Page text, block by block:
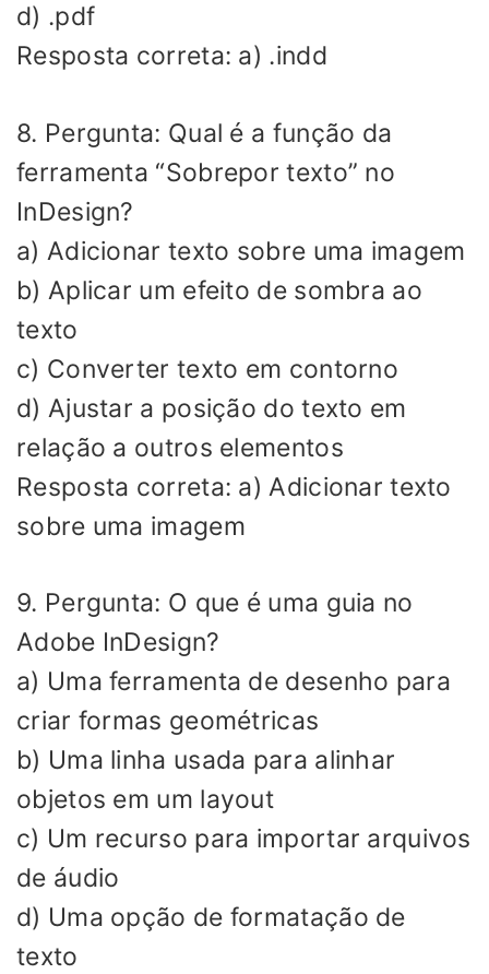
d) .pdf
Resposta correta: a) .indd
8. Pergunta: Qual é a função da
ferramenta “Sobrepor texto” no
InDesign?
a) Adicionar texto sobre uma imagem
b) Aplicar um efeito de sombra ao
texto
c) Converter texto em contorno
d) Ajustar a posição do texto em
relação a outros elementos
Resposta correta: a) Adicionar texto
sobre uma imagem
9. Pergunta: O que é uma guia no
Adobe InDesign?
a) Uma ferramenta de desenho para
criar formas geométricas
b) Uma linha usada para alinhar
objetos em um layout
c) Um recurso para importar arquivos
de áudio
d) Uma opção de formatação de
texto